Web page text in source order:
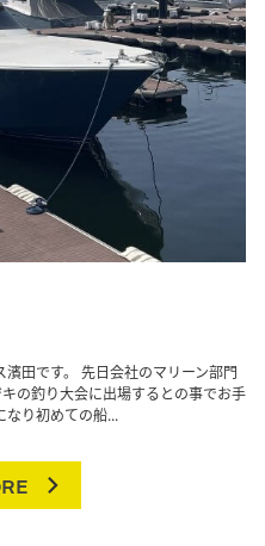
田です。 先日会社のマリーン部門
の釣り大会に出場するとの事でお手
なり初めての船...